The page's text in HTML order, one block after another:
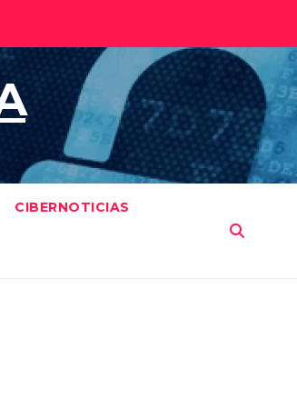
CIBERNOTICIAS